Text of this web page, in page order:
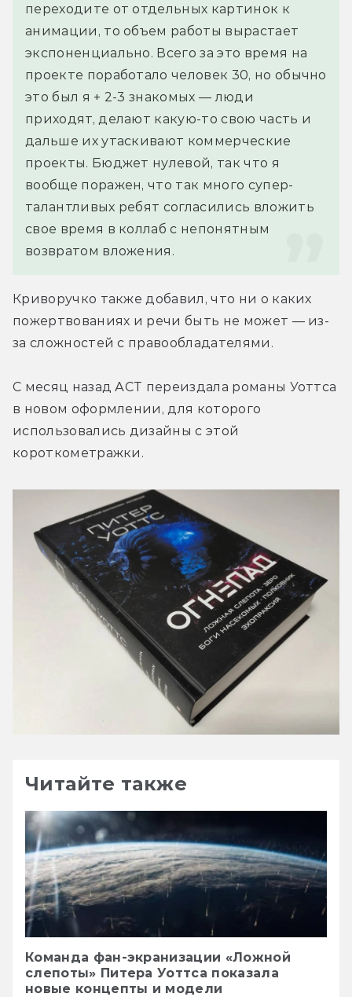
переходите от отдельных картинок к
анимации, то объем работы вырастает
экспоненциально. Всего за это время на
проекте поработало человек 30, но обычно
это был я + 2-3 знакомых — люди
приходят, делают какую-то свою часть и
дальше их утаскивают коммерческие
проекты. Бюджет нулевой, так что я
вообще поражен, что так много супер-
талантливых ребят согласились вложить
свое время в коллаб с непонятным
возвратом вложения.
Криворучко также добавил, что ни о каких
пожертвованиях и речи быть не может — из-
за сложностей с правообладателями.
С месяц назад АСТ переиздала романы Уоттса
в новом оформлении, для которого
использовались дизайны с этой
короткометражки.
Читайте также
Команда фан-экранизации «Ложной
слепоты» Питера Уоттса показала
новые концепты и модели